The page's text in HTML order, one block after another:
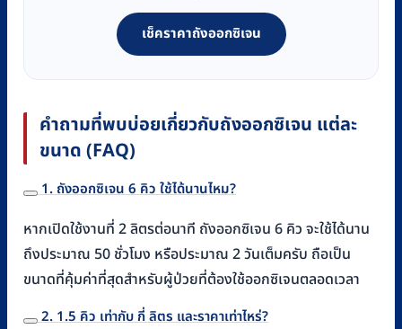
เช็คราคาถังออกซิเจน
คำถามที่พบบ่อยเกี่ยวกับถังออกซิเจน แต่ละ
ขนาด (FAQ)
1. ถังออกซิเจน 6 คิว ใช้ได้นานไหม?
หากเปิดใช้งานที่ 2 ลิตรต่อนาที ถังออกซิเจน 6 คิว จะใช้ได้นาน
ถึงประมาณ 50 ชั่วโมง หรือประมาณ 2 วันเต็มครับ ถือเป็น
ขนาดที่คุ้มค่าที่สุดสำหรับผู้ป่วยที่ต้องใช้ออกซิเจนตลอดเวลา
2. 1.5 คิว เท่ากับ กี่ ลิตร และราคาเท่าไหร่?